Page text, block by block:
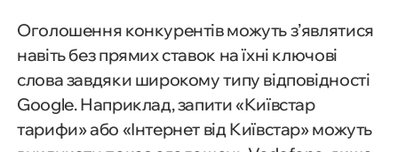
Оголошення конкурентів можуть з’являтися
навіть без прямих ставок на їхні ключові
слова завдяки широкому типу відповідності
Google. Наприклад, запити «Київстар
тарифи» або «Інтернет від Київстар» можуть